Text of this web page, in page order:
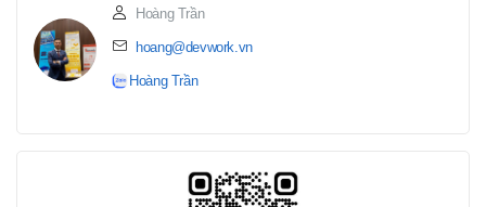
Hoàng Trần
hoang@devwork.vn
Hoàng Trần